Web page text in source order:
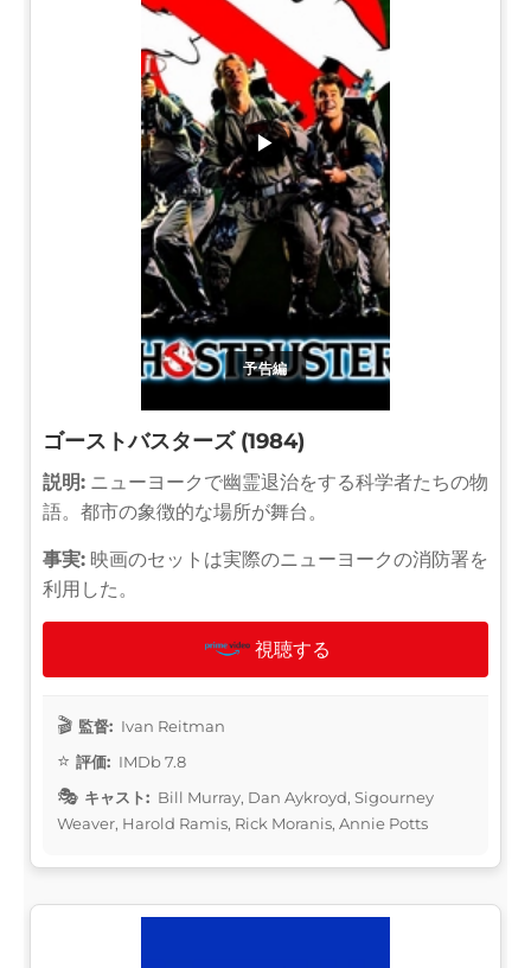
予告編
▶
ゴーストバスターズ (1984)
説明: ニューヨークで幽霊退治をする科学者たちの物
語。都市の象徴的な場所が舞台。
事実: 映画のセットは実際のニューヨークの消防署を
利用した。
視聴する
監督: Ivan Reitman
評価: IMDb 7.8
キャスト: Bill Murray, Dan Aykroyd, Sigourney
Weaver, Harold Ramis, Rick Moranis, Annie Potts